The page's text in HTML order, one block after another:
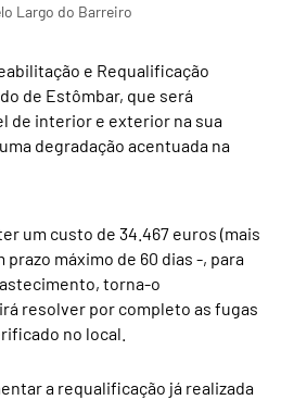
Largo do Barreiro
e Requalificação
de Estômbar, que será
de interior e exterior na sua
degradação acentuada na
um custo de 34.467 euros (mais
prazo máximo de 60 dias -, para
torna-o
resolver por completo as fugas
no local.
a requalificação já realizada